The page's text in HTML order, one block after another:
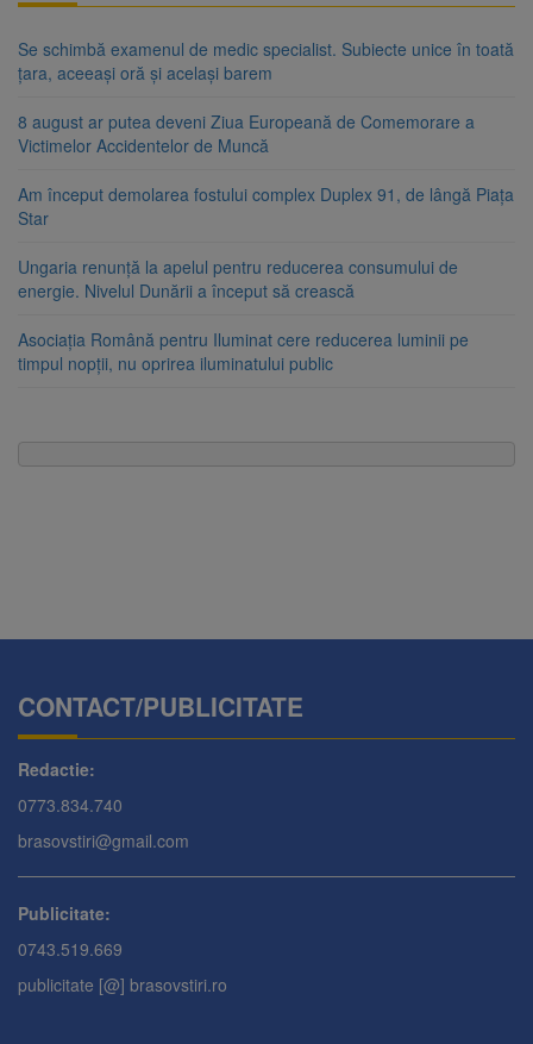
Se schimbă examenul de medic specialist. Subiecte unice în toată
țara, aceeași oră și același barem
8 august ar putea deveni Ziua Europeană de Comemorare a
Victimelor Accidentelor de Muncă
Am început demolarea fostului complex Duplex 91, de lângă Piața
Star
Ungaria renunță la apelul pentru reducerea consumului de
energie. Nivelul Dunării a început să crească
Asociația Română pentru Iluminat cere reducerea luminii pe
timpul nopții, nu oprirea iluminatului public
CONTACT/PUBLICITATE
Redactie:
0773.834.740
brasovstiri@gmail.com
Publicitate:
0743.519.669
publicitate [@] brasovstiri.ro